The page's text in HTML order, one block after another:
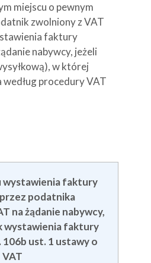
miejscu o pewnym
zwolniony z VAT
faktury
nabywcy, jeżeli
w której
procedury VAT
wystawienia faktury
podatnika
na żądanie nabywcy,
wystawienia faktury
106b ust. 1 ustawy o
VAT